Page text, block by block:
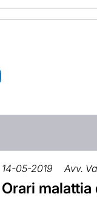
14-05-2019 Avv.
Orari